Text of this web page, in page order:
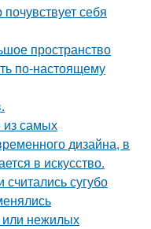
себя
пространство
по-настоящему
из самых
дизайна, в
в искусство.
сугубо
или нежилых